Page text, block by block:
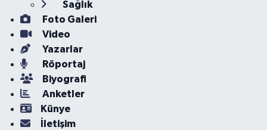
Sağlık
Foto Galeri
Video
Yazarlar
Röportaj
Biyografi
Anketler
Künye
İletişim